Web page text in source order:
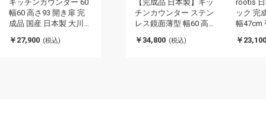
キッチンカウンター 60
幅60 高さ93 開き扉 完
成品 国産 日本製 大川家
テーブル 食器棚 キッチ
￥27,900 (税込)
【完成品 日本製】キッ
チンカウンター ステン
レス鏡面薄型 幅60 高さ
仕上げ 鏡面仕上げ 間仕
￥34,800 (税込)
rootis
ック 完
幅47cm
ステン
￥23,100